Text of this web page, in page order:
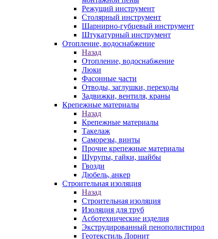
Режущий инструмент
Столярный инструмент
Шарнирно-губцевый инструмент
Штукатурный инструмент
Отопление, водоснабжение
Назад
Отопление, водоснабжение
Люки
Фасонные части
Отводы, заглушки, переходы
Задвижки, вентиля, краны
Крепежные материалы
Назад
Крепежные материалы
Такелаж
Саморезы, винты
Прочие крепежные материалы
Шурупы, гайки, шайбы
Гвозди
Дюбель, анкер
Строительная изоляция
Назад
Строительная изоляция
Изоляция для труб
Асботехнические изделия
Экструдированный пенополистирол
Геотекстиль Дорнит